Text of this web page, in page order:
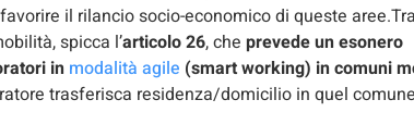
il rilancio socio-economico di queste
spicca l’articolo 26, che prevede un esonero
in modalità agile (smart working) in comuni
trasferisca residenza/domicilio in quel